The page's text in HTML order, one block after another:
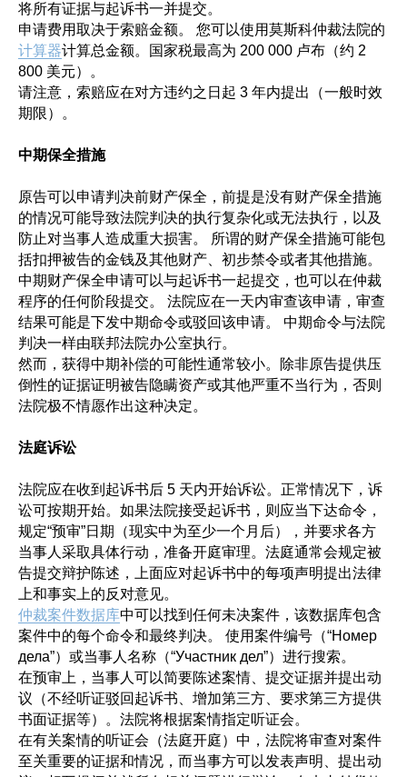
将所有证据与起诉书一并提交。
申请费用取决于索赔金额。 您可以使用莫斯科仲裁法院的
计算器计算总金额。国家税最高为 200 000 卢布（约 2
800 美元）。
请注意，索赔应在对方违约之日起 3 年内提出（一般时效
期限）。
中期保全措施
原告可以申请判决前财产保全，前提是没有财产保全措施
的情况可能导致法院判决的执行复杂化或无法执行，以及
防止对当事人造成重大损害。 所谓的财产保全措施可能包
括扣押被告的金钱及其他财产、初步禁令或者其他措施。
中期财产保全申请可以与起诉书一起提交，也可以在仲裁
程序的任何阶段提交。 法院应在一天内审查该申请，审查
结果可能是下发中期命令或驳回该申请。 中期命令与法院
判决一样由联邦法院办公室执行。
然而，获得中期补偿的可能性通常较小。除非原告提供压
倒性的证据证明被告隐瞒资产或其他严重不当行为，否则
法院极不情愿作出这种决定。
法庭诉讼
法院应在收到起诉书后 5 天内开始诉讼。正常情况下，诉
讼可按期开始。如果法院接受起诉书，则应当下达命令，
规定“预审”日期（现实中为至少一个月后），并要求各方
当事人采取具体行动，准备开庭审理。法庭通常会规定被
告提交辩护陈述，上面应对起诉书中的每项声明提出法律
上和事实上的反对意见。
仲裁案件数据库中可以找到任何未决案件，该数据库包含
案件中的每个命令和最终判决。 使用案件编号（“Номер
дела”）或当事人名称（“Участник дел”）进行搜索。
在预审上，当事人可以简要陈述案情、提交证据并提出动
议（不经听证驳回起诉书、增加第三方、要求第三方提供
书面证据等）。法院将根据案情指定听证会。
在有关案情的听证会（法庭开庭）中，法院将审查对案件
至关重要的证据和情况，而当事方可以发表声明、提出动